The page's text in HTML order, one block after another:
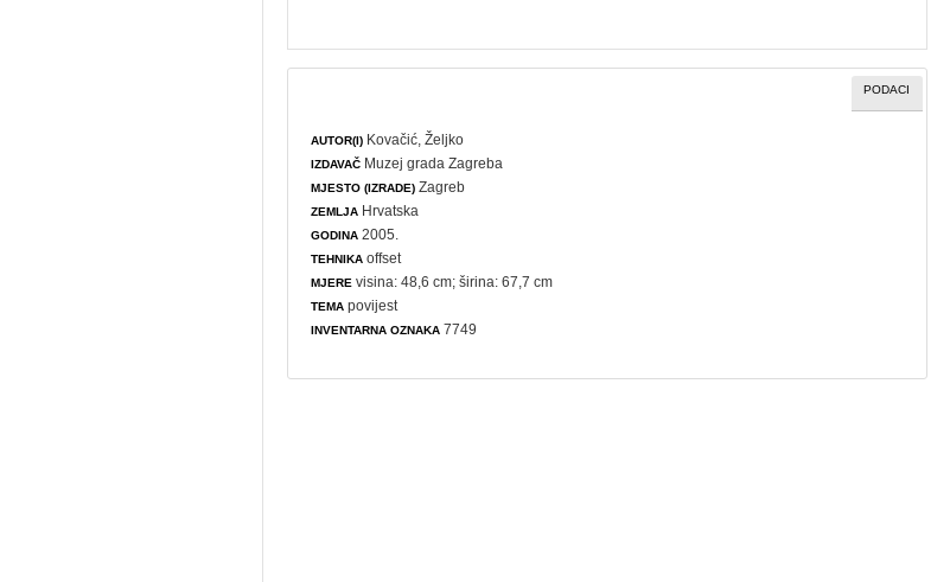
PODACI
AUTOR(I) Kovačić, Željko
IZDAVAČ Muzej grada Zagreba
MJESTO (IZRADE) Zagreb
ZEMLJA Hrvatska
GODINA 2005.
TEHNIKA offset
MJERE visina: 48,6 cm; širina: 67,7 cm
TEMA povijest
INVENTARNA OZNAKA 7749